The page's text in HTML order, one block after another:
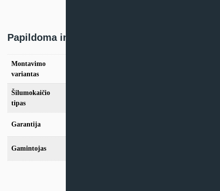
Papildoma informacija
Montavimo
variantas
Šilumokaičio
tipas
Garantija
Gamintojas